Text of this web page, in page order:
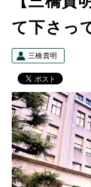
て下さっ
三橋貴明